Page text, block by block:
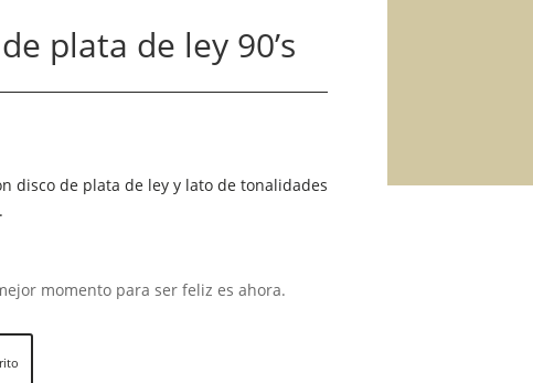
plata de ley 90’s
disco de plata de ley y lato de tonalidades
momento para ser feliz es ahora.